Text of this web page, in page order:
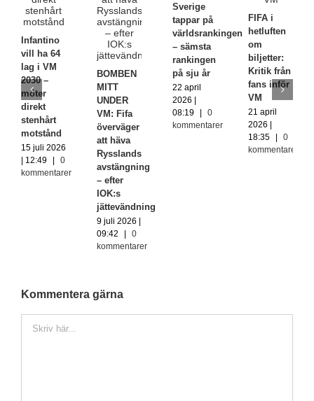
Infantino
vill ha 64
lag i VM
2030 –
möter
direkt
stenhårt
motstånd
15 juli 2026
| 12:49
|
0
kommentarer
BOMBEN
MITT
UNDER
VM: Fifa
överväger
att häva
Rysslands
avstängning
– efter
IOK:s
jättevändning
9 juli 2026 |
09:42
|
0
kommentarer
Sverige
tappar på
världsrankingen
– sämsta
rankingen
på sju år
22 april
2026 |
08:19
|
0
kommentarer
FIFA i
hetluften
om
biljetter:
Kritik från
fans inför
VM
21 april
2026 |
18:35
|
0
kommentarer
Kommentera gärna